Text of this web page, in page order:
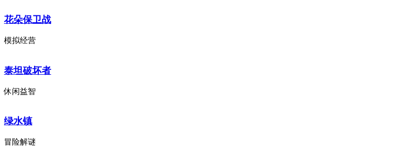
花朵保卫战
模拟经营
泰坦破坏者
休闲益智
绿水镇
冒险解谜